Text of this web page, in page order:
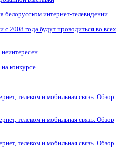
белорусском интернет-телевидении
2008 года будут проводиться во всех
конкурсе
телеком и мобильная связь. Обзор
телеком и мобильная связь. Обзор
телеком и мобильная связь. Обзор